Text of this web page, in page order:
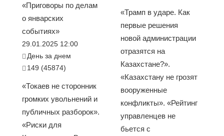
«Приговоры по делам
о январских
событиях»
29.01.2025 12:00
День за днем
149 (45874)
«Токаев не сторонник
громких увольнений и
публичных разборок».
«Риски для
«Трамп в ударе. Как
первые решения
новой администрации
отразятся на
Казахстане?».
«Казахстану не грозят
вооруженные
конфликты». «Рейтинг
управленцев не
бьется с